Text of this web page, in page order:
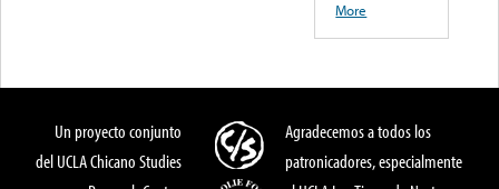
More
Un proyecto conjunto
del UCLA Chicano Studies
Agradecemos a todos los
patronicadores, especialmente